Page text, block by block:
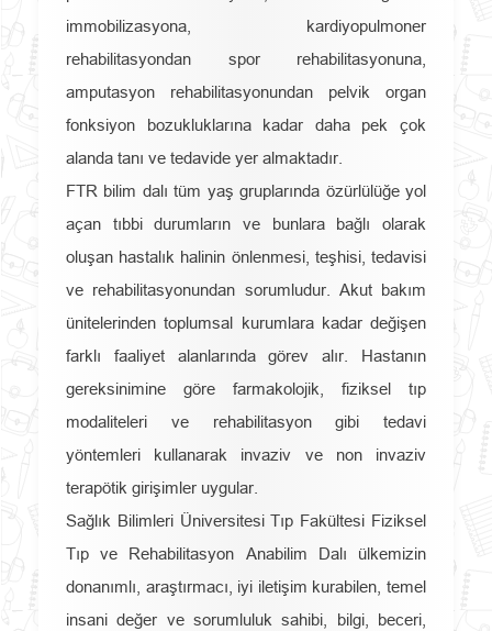
immobilizasyona, kardiyopulmoner
rehabilitasyondan spor rehabilitasyonuna,
amputasyon rehabilitasyonundan pelvik organ
fonksiyon bozukluklarına kadar daha pek çok
alanda tanı ve tedavide yer almaktadır.
FTR bilim dalı tüm yaş gruplarında özürlülüğe yol
açan tıbbi durumların ve bunlara bağlı olarak
oluşan hastalık halinin önlenmesi, teşhisi, tedavisi
ve rehabilitasyonundan sorumludur. Akut bakım
ünitelerinden toplumsal kurumlara kadar değişen
farklı faaliyet alanlarında görev alır. Hastanın
gereksinimine göre farmakolojik, fiziksel tıp
modaliteleri ve rehabilitasyon gibi tedavi
yöntemleri kullanarak invaziv ve non invaziv
terapötik girişimler uygular.
Sağlık Bilimleri Üniversitesi Tıp Fakültesi Fiziksel
Tıp ve Rehabilitasyon Anabilim Dalı ülkemizin
donanımlı, araştırmacı, iyi iletişim kurabilen, temel
insani değer ve sorumluluk sahibi, bilgi, beceri,